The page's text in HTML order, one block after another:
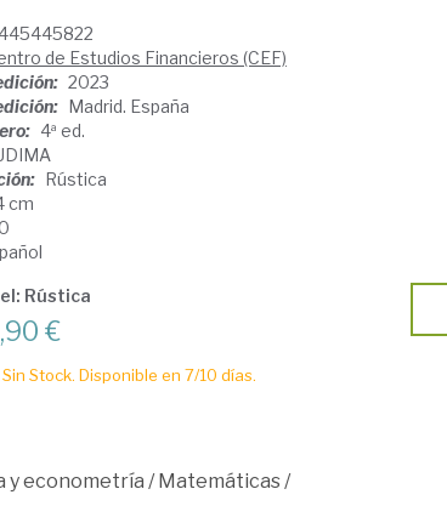
de Estudios Financieros (CEF)
2023
Madrid. España
4ª ed.
Rústica
cm
Rústica
€
Sin Stock. Disponible en 7/10 días.
y econometría /Matemáticas/